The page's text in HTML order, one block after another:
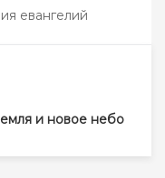
евангелий
и новое небо